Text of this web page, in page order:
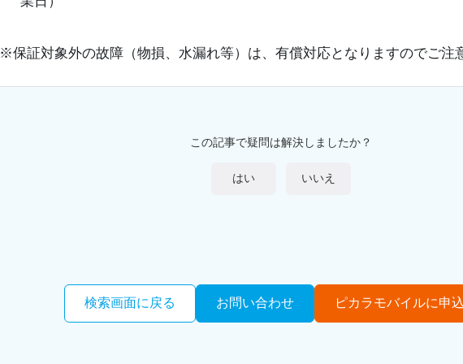
※保証対象外の故障（物損、水漏れ等）は、有償対応となりますのでご注
この記事で疑問は解決しましたか？
はい いいえ
検索画面に戻る お問い合わせ ピカラモバイルに申